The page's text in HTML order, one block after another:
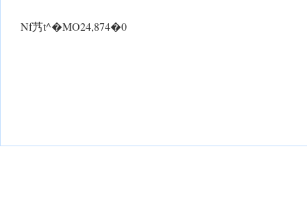
Nf艿t^�MO24,874�0